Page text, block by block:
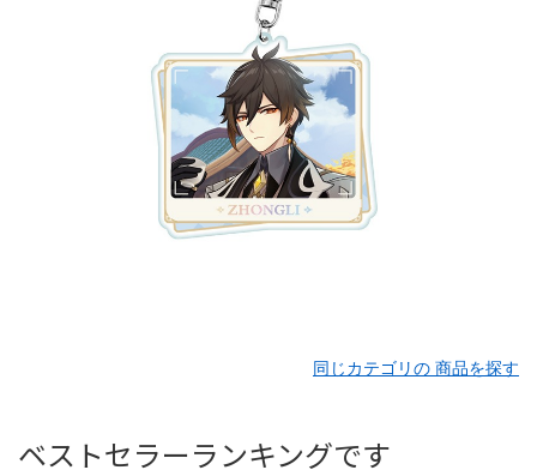
同じカテゴリの 商品を探す
ベストセラーランキングです